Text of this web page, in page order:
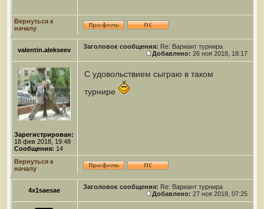
Вернуться к
началу
valentin.alekseev Заголовок сообщения: Re: Вариант турнира
Добавлено: 26 ноя 2018, 18:17
Зарегистрирован:
18 фев 2018, 19:48
Сообщения: 14
С удовольствием сыграю в таком
турнире
Вернуться к
началу
4x1saesae Заголовок сообщения: Re: Вариант турнира
Добавлено: 27 ноя 2018, 07:25